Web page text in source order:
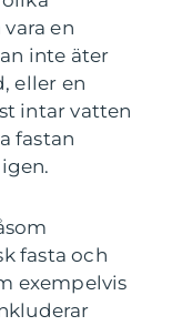
en
inte äter
eller en
intar vatten
fastan
fasta och
exempelvis